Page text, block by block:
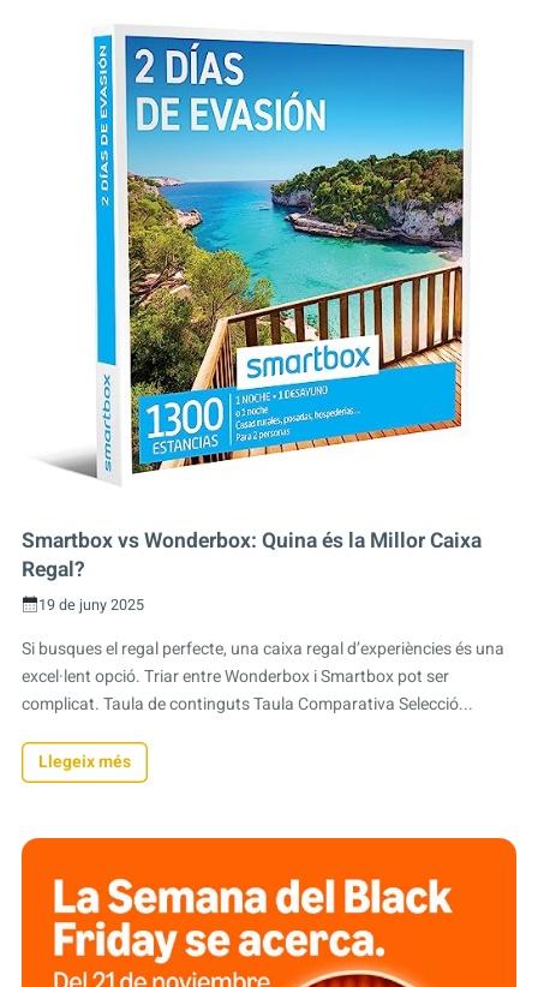
Smartbox vs Wonderbox: Quina és la Millor Caixa
Regal?
19 de juny 2025
Si busques el regal perfecte, una caixa regal d’experiències és una
excel·lent opció. Triar entre Wonderbox i Smartbox pot ser
complicat. Taula de continguts Taula Comparativa Selecció...
Llegeix més